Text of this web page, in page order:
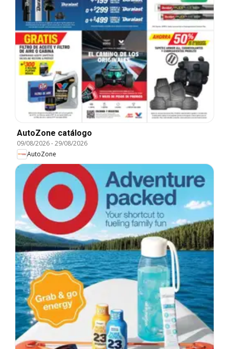
AutoZone catálogo
09/08/2026-29/08/2026
AutoZone